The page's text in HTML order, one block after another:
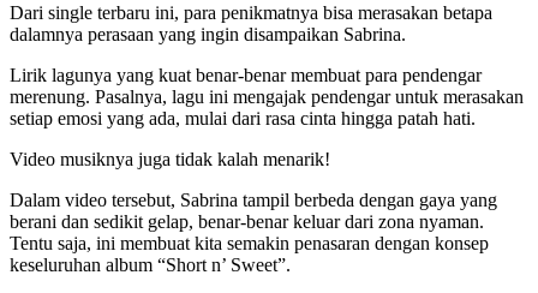
Dari single terbaru ini, para penikmatnya bisa merasakan betapa
dalamnya perasaan yang ingin disampaikan Sabrina.
Lirik lagunya yang kuat benar-benar membuat para pendengar
merenung. Pasalnya, lagu ini mengajak pendengar untuk merasakan
setiap emosi yang ada, mulai dari rasa cinta hingga patah hati.
Video musiknya juga tidak kalah menarik!
Dalam video tersebut, Sabrina tampil berbeda dengan gaya yang
berani dan sedikit gelap, benar-benar keluar dari zona nyaman.
Tentu saja, ini membuat kita semakin penasaran dengan konsep
keseluruhan album “Short n’ Sweet”.